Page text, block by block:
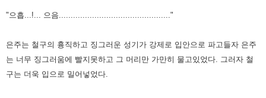
"으흡...!... 으음..............................................."
은주는 철구의 흉직하고 징그러운 성기가 강제로 입안으로 파고들자 은주
는 너무 징그러움에 빨지못하고 그 머리만 가만히 물고있었다. 그러자 철
구는 더욱 입으로 밀어넣었다.